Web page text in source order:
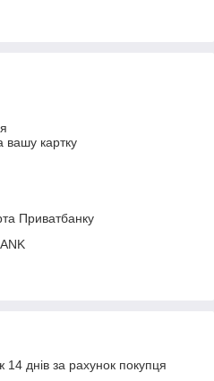
вашу картку
Приватбанку
днів за рахунок покупця